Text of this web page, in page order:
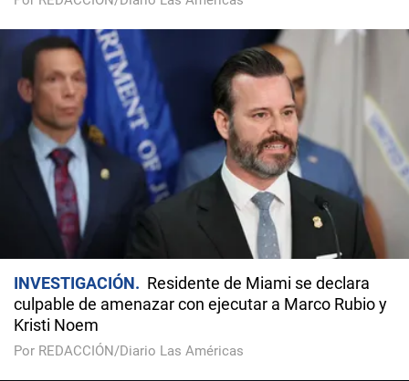
INVESTIGACIÓN
Residente de Miami se declara
culpable de amenazar con ejecutar a Marco Rubio y
Kristi Noem
Por REDACCIÓN/Diario Las Américas